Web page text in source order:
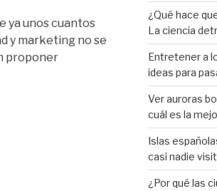
ya unos cuantos
y marketing no se
proponer
¿Qué hace
La ciencia
Entretener a
ideas para
Ver auroras
cuál es la
Islas
casi nadie
¿Por qué las